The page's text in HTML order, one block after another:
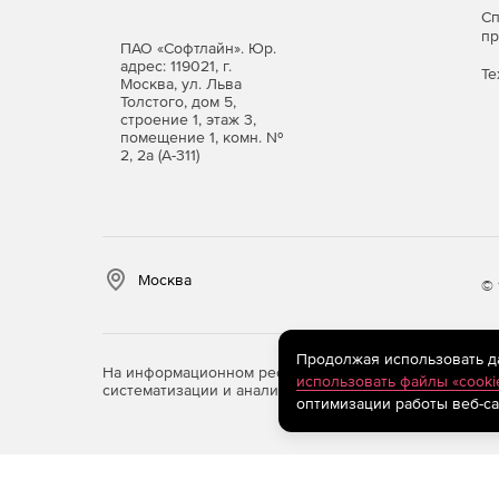
ПАО «Софтлайн». Юр.
адрес: 119021, г.
Москва, ул. Льва
Толстого, дом 5,
строение 1, этаж 3,
помещение 1, комн. №
2, 2а (А-311)
Москва ©
На информационном ресурсе store.softline.ru
систематизации и анализа сведений, относящихся
Продолжая использовать
использовать файлы
оптимизации работы веб-